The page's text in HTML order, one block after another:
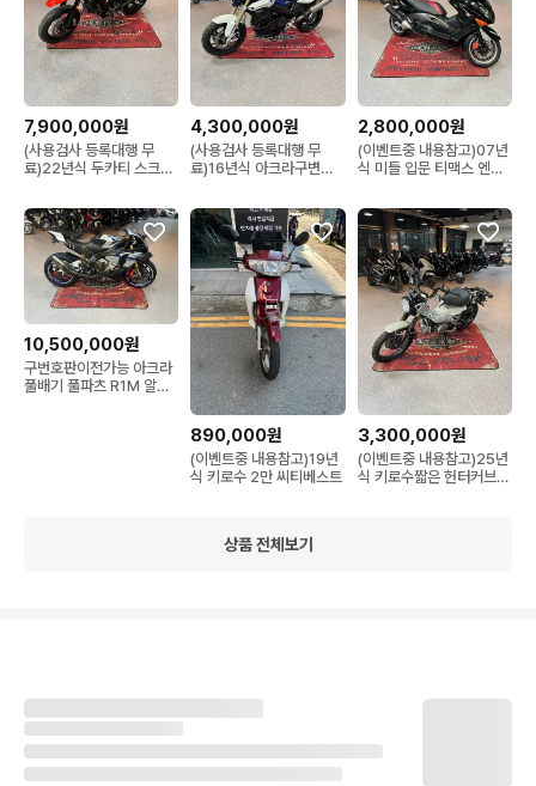
7,900,000원
(사용검사 등록대행 무
료)22년식 두카티 스크램
4,300,000원
(사용검사 등록대행 무
료)16년식 아크라구변
2,800,000원
(이벤트중 내용참고)07년
식 미들 입문 티맥스 엔진
10,500,000원
구번호판이전가능 아크라
풀배기 풀파츠 R1M 알원
890,000원
(이벤트중 내용참고)19년
식 키로수 2만 씨티베스트
3,300,000원
(이벤트중 내용참고)25년
식 키로수짧은 헌터커브
상품 전체보기